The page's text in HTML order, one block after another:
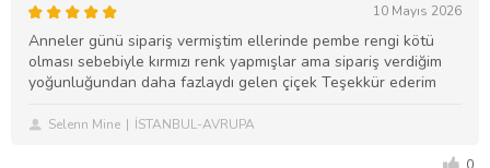
10 Mayıs 2026
Anneler günü sipariş vermiştim ellerinde pembe rengi kötü
olması sebebiyle kırmızı renk yapmışlar ama sipariş verdiğim
yoğunluğundan daha fazlaydı gelen çiçek Teşekkür ederim
Selenn Mine İSTANBUL-AVRUPA